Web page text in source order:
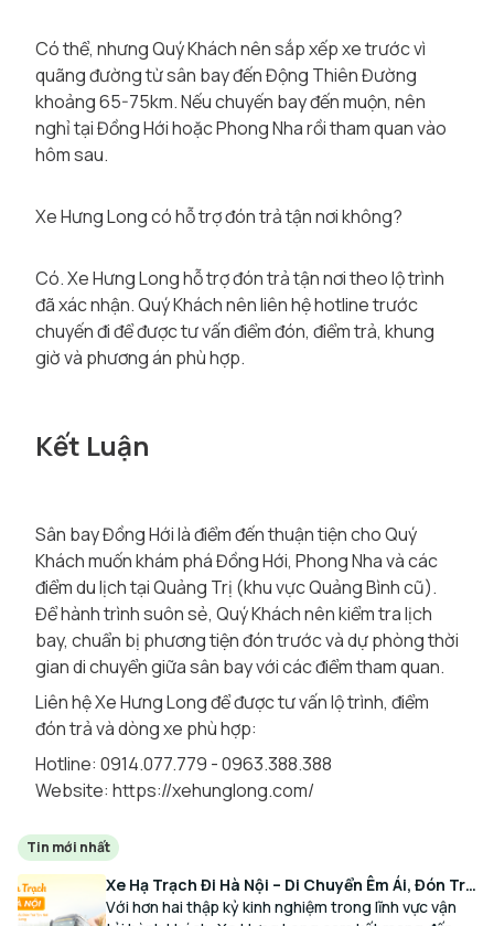
Có thể, nhưng Quý Khách nên sắp xếp xe trước vì
quãng đường từ sân bay đến Động Thiên Đường
khoảng 65-75km. Nếu chuyến bay đến muộn, nên
nghỉ tại Đồng Hới hoặc Phong Nha rồi tham quan vào
hôm sau.
Xe Hưng Long có hỗ trợ đón trả tận nơi không?
Có. Xe Hưng Long hỗ trợ đón trả tận nơi theo lộ trình
đã xác nhận. Quý Khách nên liên hệ hotline trước
chuyến đi để được tư vấn điểm đón, điểm trả, khung
giờ và phương án phù hợp.
Kết Luận
Sân bay Đồng Hới là điểm đến thuận tiện cho Quý
Khách muốn khám phá Đồng Hới, Phong Nha và các
điểm du lịch tại Quảng Trị (khu vực Quảng Bình cũ).
Để hành trình suôn sẻ, Quý Khách nên kiểm tra lịch
bay, chuẩn bị phương tiện đón trước và dự phòng thời
gian di chuyển giữa sân bay với các điểm tham quan.
Liên hệ Xe Hưng Long để được tư vấn lộ trình, điểm
đón trả và dòng xe phù hợp:
Hotline: 0914.077.779 - 0963.388.388
Website: https://xehunglong.com/
Tin mới nhất
Xe Hạ Trạch Đi Hà Nội – Di Chuyển Êm Ái, Đón Trả
Tận Nơi Cùng Xe Hưng Long
Với hơn hai thập kỷ kinh nghiệm trong lĩnh vực vận